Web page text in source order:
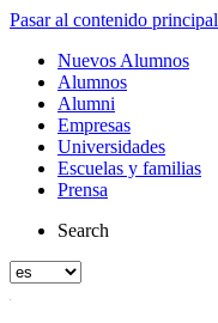
Pasar al contenido principal
Nuevos Alumnos
Alumnos
Alumni
Empresas
Universidades
Escuelas y familias
Prensa
Search